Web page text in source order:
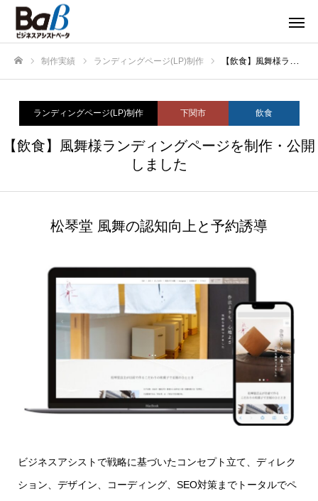
制作実績 ランディングページ(LP)制作 【飲食】風舞様ランディングページを制作・公開しました
ランディングページ(LP)制作 下関市 飲食
【飲食】風舞様ランディングページを制作・公開
しました
松琴堂 風舞の認知向上と予約誘導
ビジネスアシストで戦略に基づいたコンセプト立て、ディレク
ション、デザイン、コーディング、SEO対策までトータルでペ